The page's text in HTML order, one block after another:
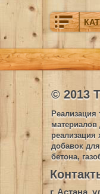
© 2013
Реализация
материалов
реализация
добавок
бетона,